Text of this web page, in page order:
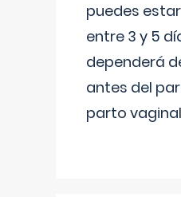
puedes
entre 3 y 5
dependerá
antes del
parto